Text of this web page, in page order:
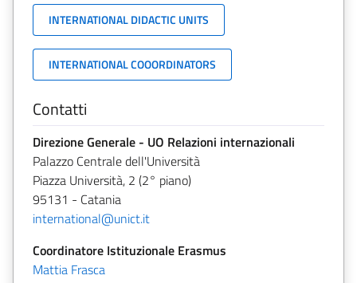
INTERNATIONAL DIDACTIC UNITS
INTERNATIONAL COOORDINATORS
Contatti
Direzione Generale - UO Relazioni internazionali
Palazzo Centrale dell'Università
Piazza Università, 2 (2° piano)
95131 - Catania
international@unict.it
Coordinatore Istituzionale Erasmus
Mattia Frasca